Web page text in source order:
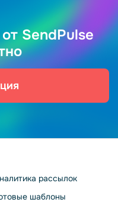
SendPulse
рассылок
шаблоны